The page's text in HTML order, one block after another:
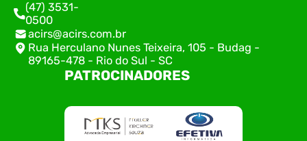
(47) 3531-
0500
acirs@acirs.com.br
Rua Herculano Nunes Teixeira, 105 - Budag -
89165-478 - Rio do Sul - SC
PATROCINADORES